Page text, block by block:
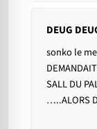
DEUG
sonko le
SALL DU
…..ALORS